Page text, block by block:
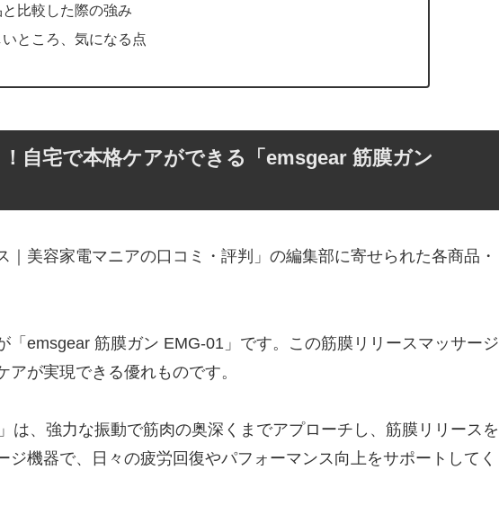
比較した際の強み
ところ、気になる点
自宅で本格ケアができる「emsgear 筋膜ガン
美容家電マニアの口コミ・評判」の編集部に寄せられた各商品・
「emsgear 筋膜ガン EMG-01」です。この筋膜リリースマッサージ
が実現できる優れものです。
は、強力な振動で筋肉の奥深くまでアプローチし、筋膜リリースを
ジ機器で、日々の疲労回復やパフォーマンス向上をサポートしてく